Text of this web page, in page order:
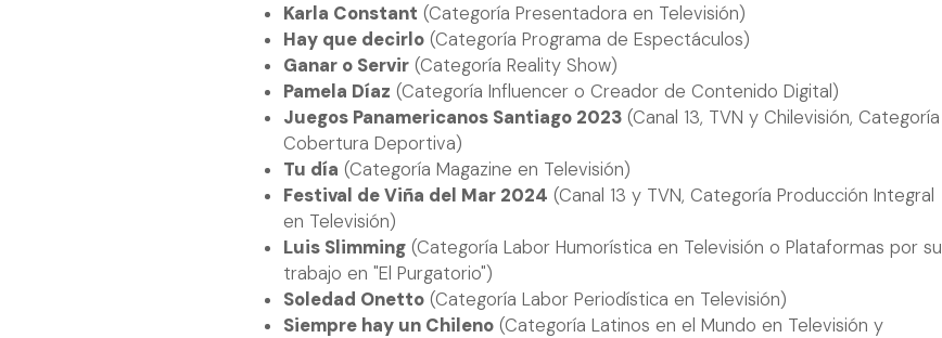
Karla Constant (Categoría Presentadora en Televisión)
Hay que decirlo (Categoría Programa de Espectáculos)
Ganar o Servir (Categoría Reality Show)
Pamela Díaz (Categoría Influencer o Creador de Contenido Digital)
Juegos Panamericanos Santiago 2023 (Canal 13, TVN y Chilevisión, Categoría
Cobertura Deportiva)
Tu día (Categoría Magazine en Televisión)
Festival de Viña del Mar 2024 (Canal 13 y TVN, Categoría Producción Integral
en Televisión)
Luis Slimming (Categoría Labor Humorística en Televisión o Plataformas por su
trabajo en "El Purgatorio")
Soledad Onetto (Categoría Labor Periodística en Televisión)
Siempre hay un Chileno (Categoría Latinos en el Mundo en Televisión y